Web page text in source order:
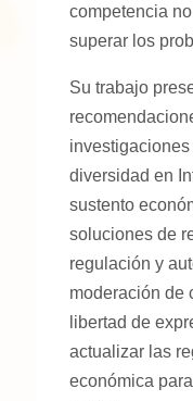
competencia
superar los
Su trabajo
diversidad en
sustento
soluciones de
regulación y
moderación de
libertad de
actualizar las
económica